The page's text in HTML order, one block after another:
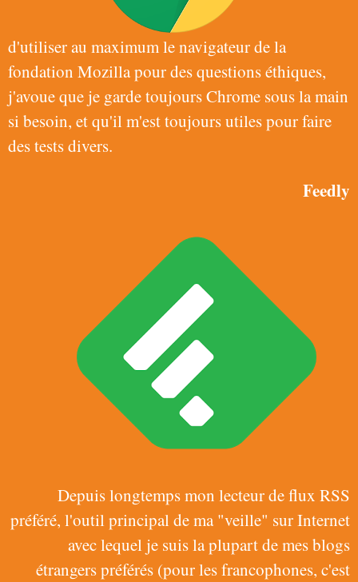
d'utiliser au maximum le navigateur de la
fondation Mozilla pour des questions éthiques,
j'avoue que je garde toujours Chrome sous la main
si besoin, et qu'il m'est toujours utiles pour faire
des tests divers.
Feedly
Depuis longtemps mon lecteur de flux RSS
préféré, l'outil principal de ma "veille" sur Internet
avec lequel je suis la plupart de mes blogs
étrangers préférés (pour les francophones, c'est